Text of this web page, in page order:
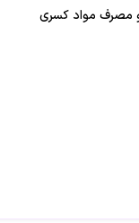
مصرف مواد کسری